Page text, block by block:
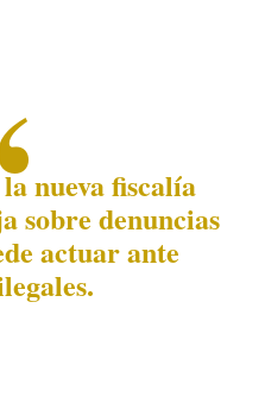
nueva fiscalía
sobre denuncias
actuar ante